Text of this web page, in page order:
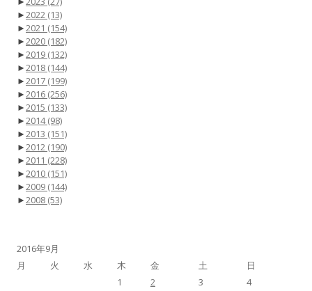
►2022 (13)
►2021 (154)
►2020 (182)
►2019 (132)
►2018 (144)
►2017 (199)
►2016 (256)
►2015 (133)
►2014(98)
►2013 (151)
►2012 (190)
►2011 (228)
►2010 (151)
►2009 (144)
►2008 (53)
2016年9月
月
火 水 木 金 土
日
1
2 3 4